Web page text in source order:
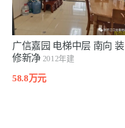
广信嘉园 电梯中层 南向 装
修新净 2012年建
58.8万元